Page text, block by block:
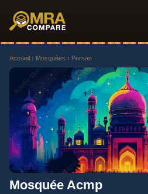
Accueil › Mosquées › Persan
Mosquée Acmp